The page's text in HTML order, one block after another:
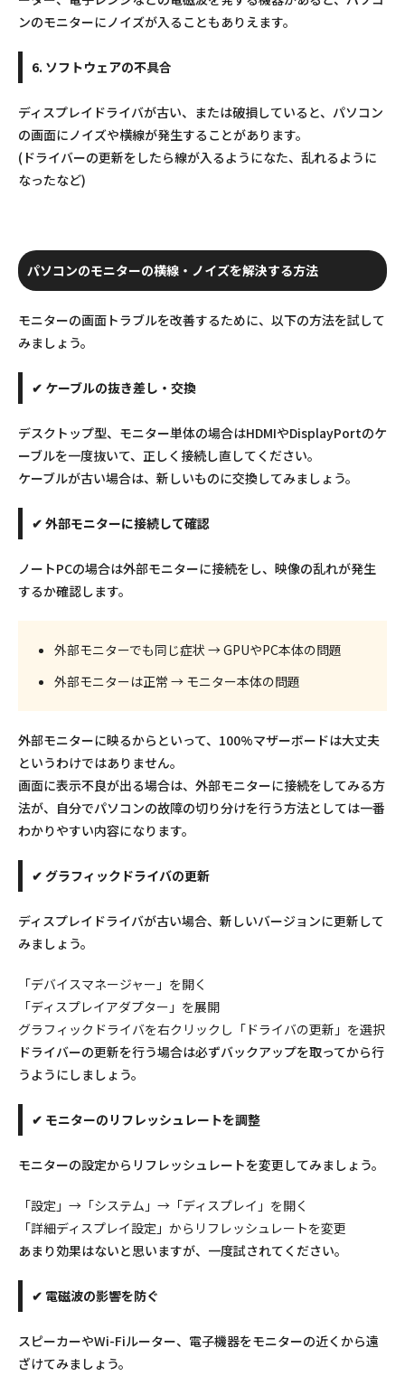
ンのモニターにノイズが入ることもありえます。
6. ソフトウェアの不具合
ディスプレイドライバが古い、または破損していると、パソコン
の画面にノイズや横線が発生することがあります。
(ドライバーの更新をしたら線が入るようになた、乱れるように
なったなど)
パソコンのモニターの横線・ノイズを解決する方法
モニターの画面トラブルを改善するために、以下の方法を試して
みましょう。
✔ ケーブルの抜き差し・交換
デスクトップ型、モニター単体の場合はHDMIやDisplayPortのケ
ーブルを一度抜いて、正しく接続し直してください。
ケーブルが古い場合は、新しいものに交換してみましょう。
✔ 外部モニターに接続して確認
ノートPCの場合は外部モニターに接続をし、映像の乱れが発生
するか確認します。
外部モニターでも同じ症状 → GPUやPC本体の問題
外部モニターは正常 → モニター本体の問題
外部モニターに映るからといって、100%マザーボードは大丈夫
というわけではありません。
画面に表示不良が出る場合は、外部モニターに接続をしてみる方
法が、自分でパソコンの故障の切り分けを行う方法としては一番
わかりやすい内容になります。
✔ グラフィックドライバの更新
ディスプレイドライバが古い場合、新しいバージョンに更新して
みましょう。
「デバイスマネージャー」を開く
「ディスプレイアダプター」を展開
グラフィックドライバを右クリックし「ドライバの更新」を選択
ドライバーの更新を行う場合は必ずバックアップを取ってから行
うようにしましょう。
✔ モニターのリフレッシュレートを調整
モニターの設定からリフレッシュレートを変更してみましょう。
「設定」→「システム」→「ディスプレイ」を開く
「詳細ディスプレイ設定」からリフレッシュレートを変更
あまり効果はないと思いますが、一度試されてください。
✔ 電磁波の影響を防ぐ
スピーカーやWi-Fiルーター、電子機器をモニターの近くから遠
ざけてみましょう。